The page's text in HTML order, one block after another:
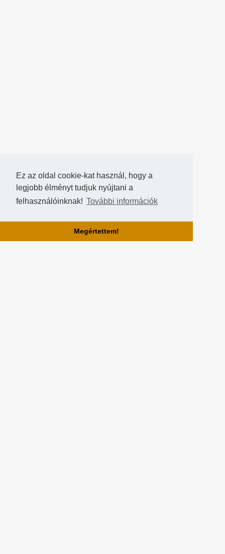
Ez az oldal cookie-kat használ, hogy a
legjobb élményt tudjuk nyújtani a
felhasználóinknak! További információk
Megértettem!